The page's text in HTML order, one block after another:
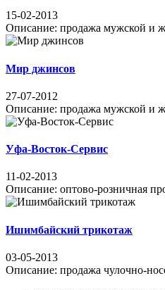
15-02-2013
Описание: продажа мужской и
Мир джинсов
27-07-2012
Описание: продажа мужской и
Уфа-Восток-Сервис
11-02-2013
Описание: оптово-розничная
Ишимбайский трикотаж
03-05-2013
Описание: продажа чулочно-